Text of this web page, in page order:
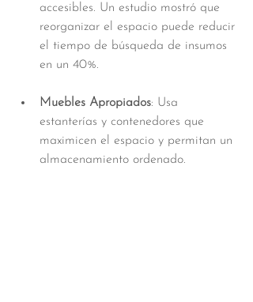
accesibles. Un estudio mostró que
reorganizar el espacio puede reducir
el tiempo de búsqueda de insumos
en un 40%.
Muebles Apropiados: Usa
estanterías y contenedores que
maximicen el espacio y permitan un
almacenamiento ordenado.